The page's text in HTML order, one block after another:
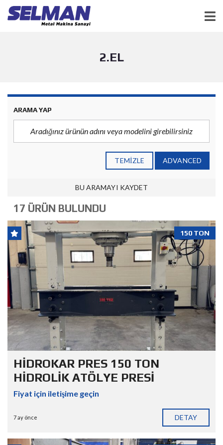
2.EL
ARAMA YAP
TEMIZLE ADVANCED
BU ARAMAYI KAYDET
17 ÜRÜN BULUNDU
150 TON
HİDROKAR PRES 150 TON
HİDROLİK ATÖLYE PRESİ
Fiyat için iletişime geçin
7 ay önce DETAY